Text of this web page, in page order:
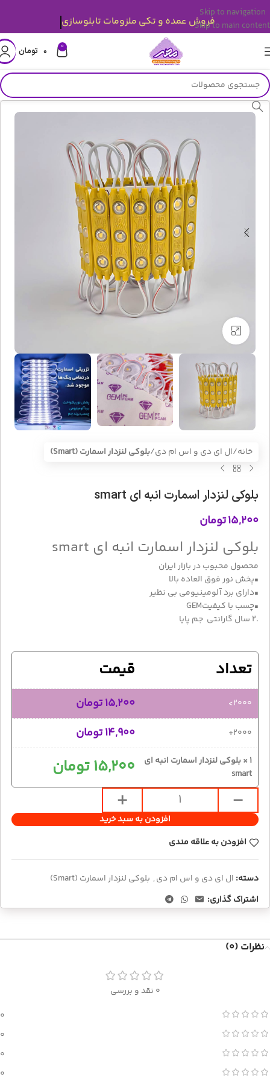
Skip to navigation
Skip to main content
0 ۰ تومان
بزرگنمایی تصویر
خانه ال ای دی و اس ام دی بلوکی لنزدار اسمارت (Smart)
بلوکی لنزدار اسمارت انبه ای smart
۱۵,۲۰۰تومان
بلوکی لنزدار اسمارت انبه ای smart
محصول محبوب در بازار ایران
▪️پخش نور فوق العاده بالا
▪️دارای برد آلومینیومی بی نظیر
▪️چسب با کیفیتGEM
.2 سال گارانتی جم پایا
تعداد قيمت
2000>
15,200تومان
2000+
14,900تومان
1
×بلوکی لنزدار اسمارت انبه ای
smart
15,200تومان
افزودن به سبد خرید
افزودن به علاقه مندی
دسته: ال ای دی و اس ام دی, بلوکی لنزدار اسمارت (Smart)
اشتراک گذاری:
نظرات (0)
0 نقد و بررسی
0
0
0
0
فروش عمده و تکی ملزومات